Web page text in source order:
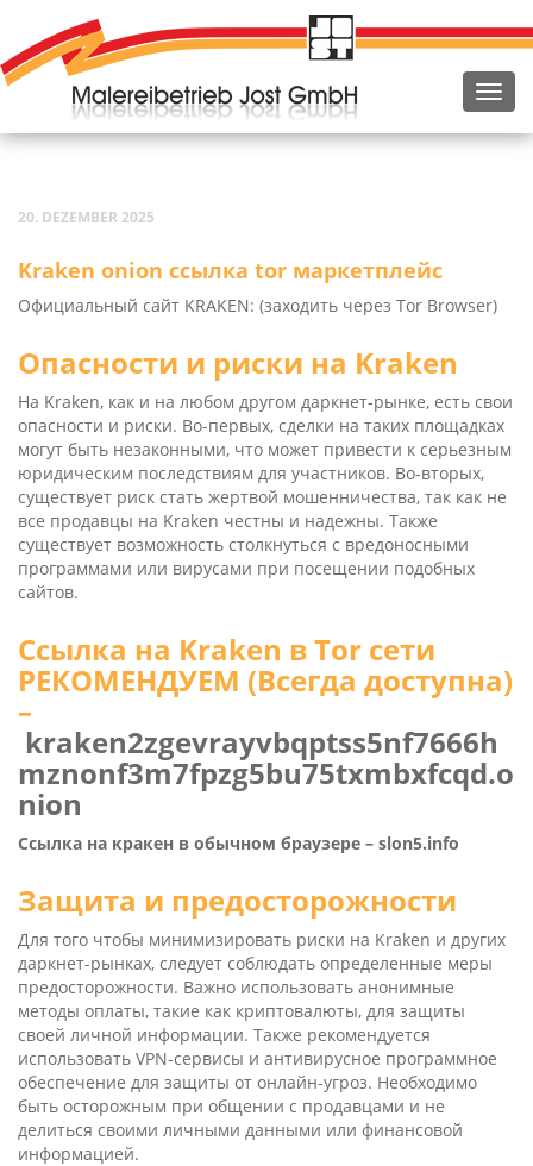
20. DEZEMBER 2025
Kra­ken oni­on ссылка tor маркетплейс
Официальный сайт KRAKEN: (заходить через Tor Browser)
Опасности и риски на Kraken
На Kra­ken, как и на любом другом даркнет-рынке, есть свои
опасности и риски. Во-первых, сделки на таких площадках
могут быть незаконными, что может привести к серьезным
юридическим последствиям для участников. Во-вторых,
существует риск стать жертвой мошенничества, так как не
все продавцы на Kra­ken честны и надежны. Также
существует возможность столкнуться с вредоносными
программами или вирусами при посещении подобных
сайтов.
Ссылка на Kra­ken в Tor сети
РЕКОМЕНДУЕМ (Всегда доступна)
–
kraken2zgevrayvbqptss5nf7666h
mznonf3m7fpzg5bu75txmbxfcqd.o
nion
Ссылка на кракен в обычном браузере – slon5.info
Защита и предосторожности
Для того чтобы минимизировать риски на Kra­ken и других
даркнет-рынках, следует соблюдать определенные меры
предосторожности. Важно использовать анонимные
методы оплаты, такие как криптовалюты, для защиты
своей личной информации. Также рекомендуется
использовать VPN-сервисы и антивирусное программное
обеспечение для защиты от онлайн-угроз. Необходимо
быть осторожным при общении с продавцами и не
делиться своими личными данными или финансовой
информацией.